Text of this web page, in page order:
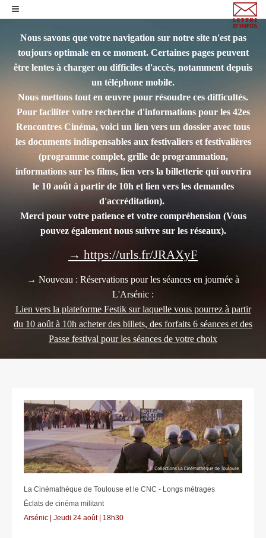
Nous savons que votre navigation sur notre site n'est pas
toujours optimale en ce moment. Certaines pages peuvent
être lentes à charger ou difficiles d'accès, notamment depuis
un téléphone mobile.
Nous mettons tout en œuvre pour résoudre ces difficultés.
Pour faciliter votre recherche d'informations pour les 42es
Rencontres Cinéma, voici un lien vers un dossier avec tous
les documents indispensables aux festivaliers et festivalières
(programme complet, grille de programmation,
informations sur les films, lien vers la billetterie qui ouvrira
le 10 août à partir de 10h et lien vers les demandes
d'accréditation).
Merci pour votre patience et votre compréhension (Vous
pouvez également nous suivre sur les réseaux).
→ https://urls.fr/JRAXyF
→ Nouveau : Réservations pour les séances en journée à
L'Arsénic :
Lien vers la plateforme Festik sur laquelle vous pourrez à partir
du 10 août à 10h acheter des billets, des forfaits 6 séances et des
Passe festival pour les séances de votre choix
La Cinémathèque de Toulouse et le CNC - Longs métrages
Éclats de cinéma militant
Arsénic | Jeudi 24 août | 18h30